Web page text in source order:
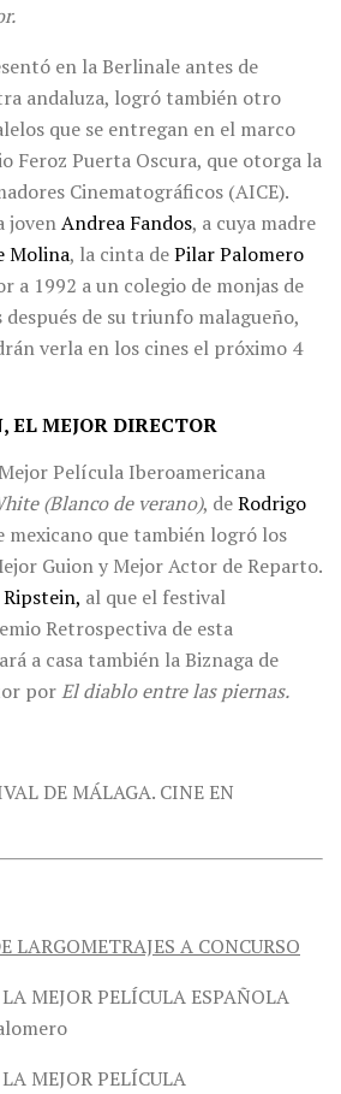
en la Berlinale antes de
andaluza, logró también otro
que se entregan en el marco
Feroz Puerta Oscura, que otorga la
Cinematográficos (AICE).
jovenAndrea Fandos, a cuya madre
Molina, la cinta dePilar Palomero
a 1992 a un colegio de monjas de
después de su triunfo malagueño,
verla en los cines el próximo 4
EL MEJOR DIRECTOR
Película Iberoamericana
(Blanco de verano), deRodrigo
mexicano que también logró los
Guion y Mejor Actor de Reparto.
al que el festival
Retrospectiva de esta
a casa también la Biznaga de
porEl diablo entre las piernas.
DE MÁLAGA. CINE EN
LARGOMETRAJES A CONCURSO
MEJOR PELÍCULA ESPAÑOLA
MEJOR PELÍCULA